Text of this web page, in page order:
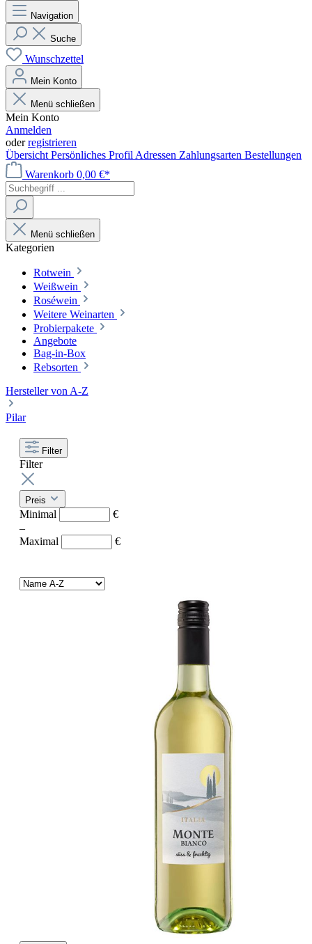
Navigation
Suche
Wunschzettel
Mein Konto
Menü schließen
Mein Konto
Anmelden
oderregistrieren
Übersicht Persönliches Profil Adressen Zahlungsarten Bestellungen
Warenkorb 0,00 €*
Menü schließen
Kategorien
Rotwein
Weißwein
Roséwein
Weitere Weinarten
Probierpakete
Angebote
Bag-in-Box
Rebsorten
Hersteller von A-Z
Pilar
Filter
Filter
Preis
Minimal
€
–
Maximal
€